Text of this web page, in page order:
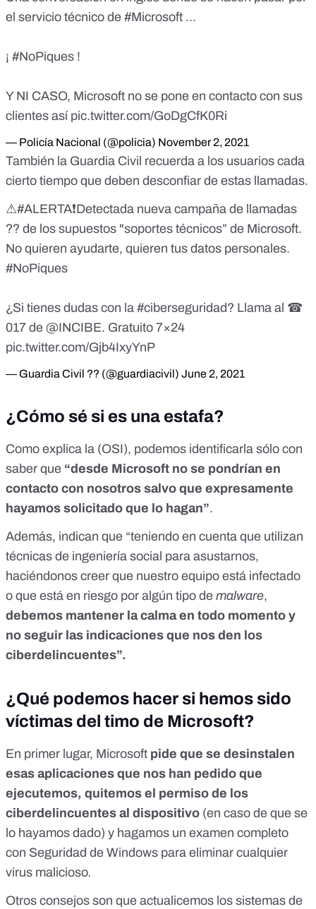
el servicio técnico de #Microsoft ...
¡ #NoPiques !
Y NI CASO, Microsoft no se pone en contacto con sus
clientes así pic.twitter.com/GoDgCfK0Ri
— Policía Nacional (@policia) November 2, 2021
También la Guardia Civil recuerda a los usuarios cada
cierto tiempo que deben desconfiar de estas llamadas.
⚠#ALERTA❗Detectada nueva campaña de llamadas
?? de los supuestos "soportes técnicos” de Microsoft.
No quieren ayudarte, quieren tus datos personales.
#NoPiques
¿Si tienes dudas con la #ciberseguridad? Llama al ☎
017 de @INCIBE. Gratuito 7×24
pic.twitter.com/Gjb4IxyYnP
— Guardia Civil ?? (@guardiacivil) June 2, 2021
¿Cómo sé si es una estafa?
Como explica la (OSI), podemos identificarla sólo con
saber que “desde Microsoft no se pondrían en
contacto con nosotros salvo que expresamente
hayamos solicitado que lo hagan”.
Además, indican que “teniendo en cuenta que utilizan
técnicas de ingeniería social para asustarnos,
haciéndonos creer que nuestro equipo está infectado
o que está en riesgo por algún tipo de malware,
debemos mantener la calma en todo momento y
no seguir las indicaciones que nos den los
ciberdelincuentes”.
¿Qué podemos hacer si hemos sido
víctimas del timo de Microsoft?
En primer lugar, Microsoft pide que se desinstalen
esas aplicaciones que nos han pedido que
ejecutemos, quitemos el permiso de los
ciberdelincuentes al dispositivo (en caso de que se
lo hayamos dado) y hagamos un examen completo
con Seguridad de Windows para eliminar cualquier
virus malicioso.
Otros consejos son que actualicemos los sistemas de